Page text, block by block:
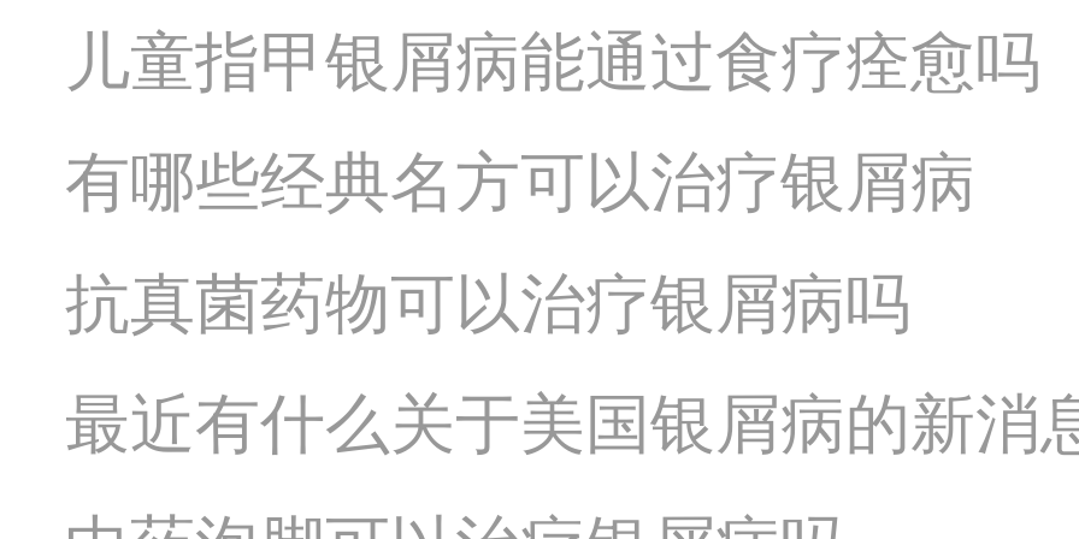
儿童指甲银屑病能通过食疗痊愈吗
有哪些经典名方可以治疗银屑病
抗真菌药物可以治疗银屑病吗
最近有什么关于美国银屑病的新消